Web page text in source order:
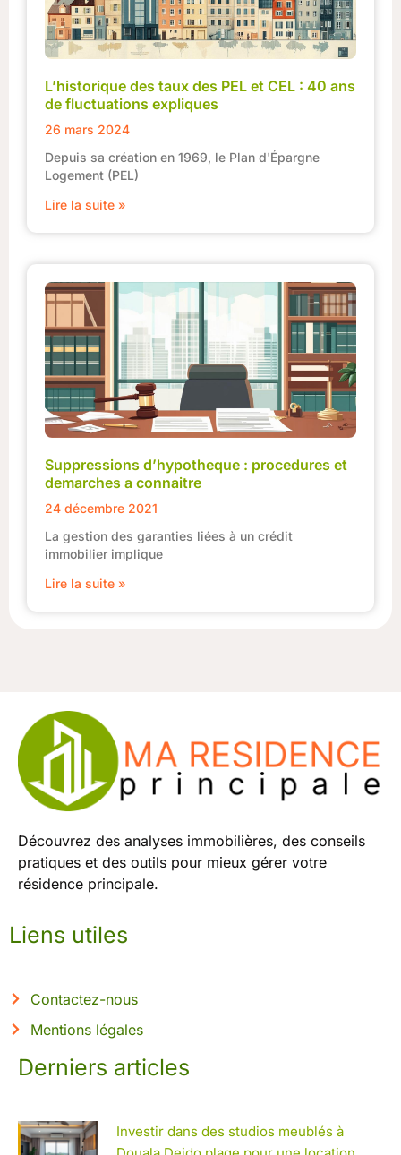
L’historique des taux des PEL et CEL : 40 ans
de fluctuations expliques
26 mars 2024
Depuis sa création en 1969, le Plan d'Épargne
Logement (PEL)
Lire la suite »
Suppressions d’hypotheque : procedures et
demarches a connaitre
24 décembre 2021
La gestion des garanties liées à un crédit
immobilier implique
Lire la suite »
Découvrez des analyses immobilières, des conseils
pratiques et des outils pour mieux gérer votre
résidence principale.
Liens utiles
Contactez-nous
Mentions légales
Derniers articles
Investir dans des studios meublés à